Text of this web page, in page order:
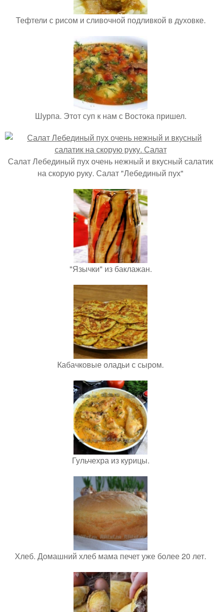
Тефтели с рисом и сливочной подливкой в духовке.
Шурпа. Этот суп к нам с Востока пришел.
Салат Лебединый пух очень нежный и вкусный салатик
на скорую руку. Салат "Лебединый пух"
"Язычки" из баклажан.
Кабачковые оладьи с сыром.
Гульчехра из курицы.
Хлеб. Домашний хлеб мама печет уже более 20 лет.